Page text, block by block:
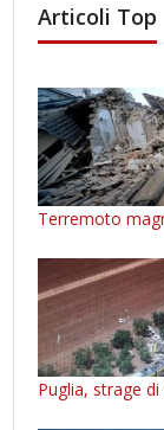
Articoli Top
Terremoto
Puglia, strage